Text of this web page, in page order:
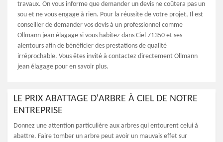
travaux. On vous informe que demander un devis ne coûtera pas un
sou et ne vous engage à rien. Pour la réussite de votre projet, Il est
conseiller de demander vos devis à un professionnel comme
Ollmann jean élagage si vous habitez dans Ciel 71350 et ses
alentours afin de bénéficier des prestations de qualité
irréprochable. Vous êtes invité à contactez directement Ollmann
jean élagage pour en savoir plus.
LE PRIX ABATTAGE D'ARBRE À CIEL DE NOTRE
ENTREPRISE
Donnez une attention particulière aux arbres qui entourent celui à
abattre. Faire tomber un arbre peut avoir un mauvais effet sur